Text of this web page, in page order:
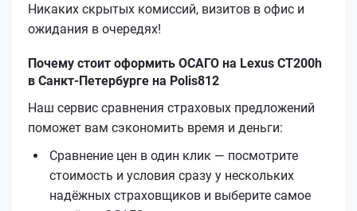
Никаких скрытых комиссий, визитов в офис и
ожидания в очередях!
Почему стоит оформить ОСАГО на Lexus CT200h
в Санкт-Петербурге на Polis812
Наш сервис сравнения страховых предложений
поможет вам сэкономить время и деньги:
Сравнение цен в один клик — посмотрите
стоимость и условия сразу у нескольких
надёжных страховщиков и выберите самое